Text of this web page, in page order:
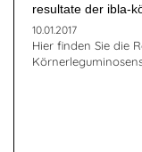
resultate der ibla-
10.01.2017
Hier finden Sie die